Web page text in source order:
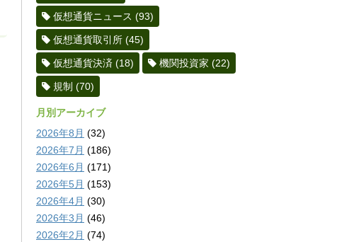
仮想通貨ニュース (93)
仮想通貨取引所 (45)
仮想通貨決済 (18) 機関投資家 (22)
規制 (70)
月別アーカイブ
2026年8月 (32)
2026年7月 (186)
2026年6月 (171)
2026年5月 (153)
2026年4月 (30)
2026年3月 (46)
2026年2月 (74)